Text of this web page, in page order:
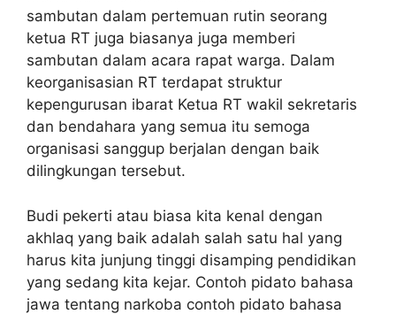
sambutan dalam pertemuan rutin seorang
ketua RT juga biasanya juga memberi
sambutan dalam acara rapat warga. Dalam
keorganisasian RT terdapat struktur
kepengurusan ibarat Ketua RT wakil sekretaris
dan bendahara yang semua itu semoga
organisasi sanggup berjalan dengan baik
dilingkungan tersebut.
Budi pekerti atau biasa kita kenal dengan
akhlaq yang baik adalah salah satu hal yang
harus kita junjung tinggi disamping pendidikan
yang sedang kita kejar. Contoh pidato bahasa
jawa tentang narkoba contoh pidato bahasa